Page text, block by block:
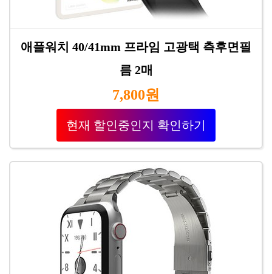
애플워치 40/41mm 프라임 고광택 측후면필
름 2매
7,800원
현재 할인중인지 확인하기